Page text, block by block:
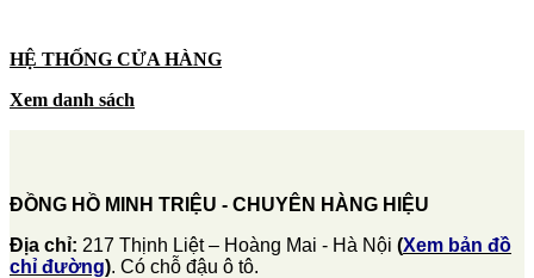
HỆ THỐNG CỬA HÀNG
Xem danh sách
ĐỒNG HỒ MINH TRIỆU - CHUYÊN HÀNG HIỆU
Địa chỉ: 217 Thịnh Liệt – Hoàng Mai - Hà Nội (Xem bản đồ
chỉ đường). Có chỗ đậu ô tô.